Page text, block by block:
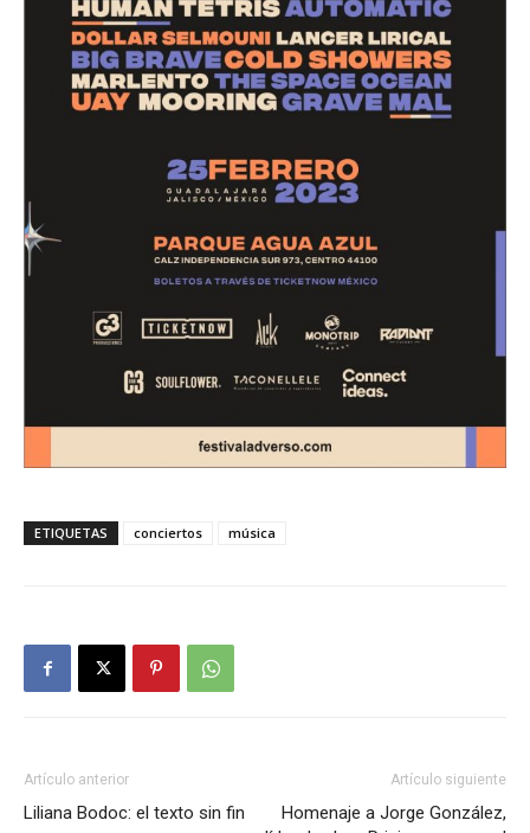
ETIQUETAS conciertos música
Artículo anterior
Liliana Bodoc: el texto sin fin
Artículo siguiente
Homenaje a Jorge González,